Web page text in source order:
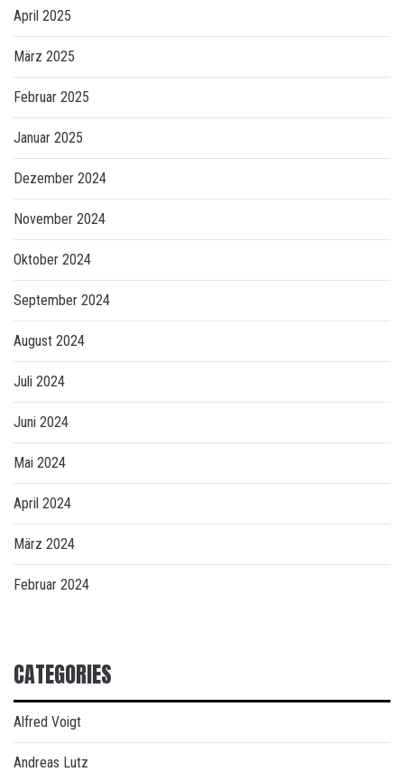
April 2025
März 2025
Februar 2025
Januar 2025
Dezember 2024
November 2024
Oktober 2024
September 2024
August 2024
Juli 2024
Juni 2024
Mai 2024
April 2024
März 2024
Februar 2024
CATEGORIES
Alfred Voigt
Andreas Lutz